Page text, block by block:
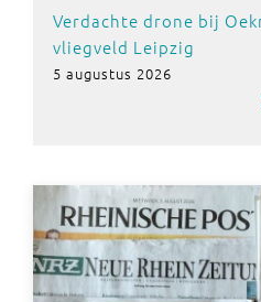
Verdachte drone bij
vliegveld Leipzig
5 augustus 2026